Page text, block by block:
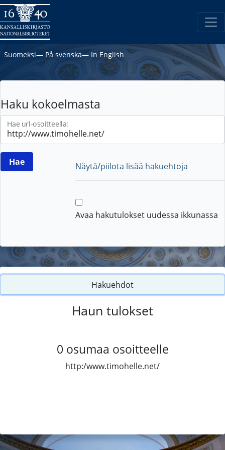
Suomeksi― På svenska― In English
Haku kokoelmasta
Hae url-osoitteella:
Näytä/piilota lisää hakuehtoja
Avaa hakutulokset uudessa ikkunassa
Hakuehdot
Haun tulokset
0 osumaa osoitteelle
http:/www.timohelle.net/